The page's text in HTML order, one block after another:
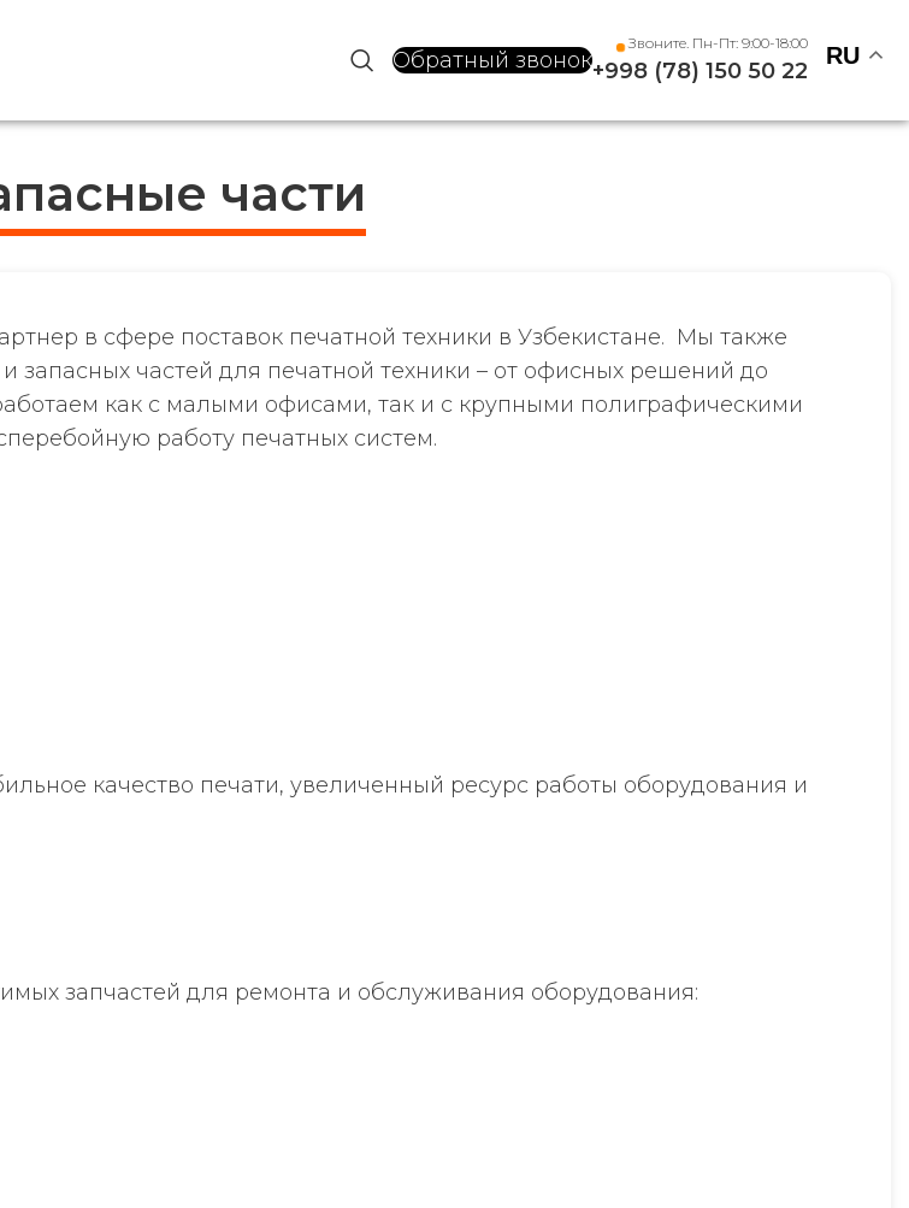
Обратный звонок
Звоните. Пн-Пт: 9:00-18:00
+998 (78) 150 50 22
RU
части
в сфере поставок печатной техники в Узбекистане. Мы также
частей для печатной техники – от офисных решений до
как с малыми офисами, так и с крупными полиграфическими
работу печатных систем.
качество печати, увеличенный ресурс работы оборудования и
запчастей для ремонта и обслуживания оборудования: